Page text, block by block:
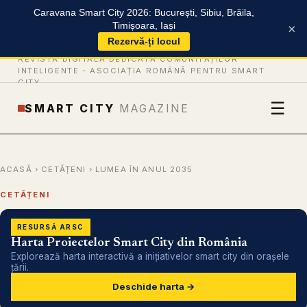
Caravana Smart City 2026: București, Sibiu, Brăila,
Timișoara, Iași
Rezervă-ți locul
×
REVISTĂ DIGITALĂ DEDICATĂ COMUNITĂȚILOR
INTELIGENTE - ASOCIAȚIA ROMÂNĂ PENTRU SMART
CITY
SMART CITY MAGAZINE ☰
ACASĂ › CETĂȚENI › LUMEA ÎN ANUL 2035
CETĂȚENI
RESURSĂ ARSC
Harta Proiectelor Smart City din România
Explorează harta interactivă a inițiativelor smart city din orașele
țării.
Deschide harta →